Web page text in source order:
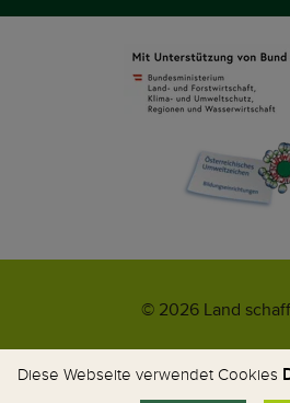
© 2026 Land
Impressum AGB Kontakt
WhatsApp-
Diese Webseite verwendet Cookies